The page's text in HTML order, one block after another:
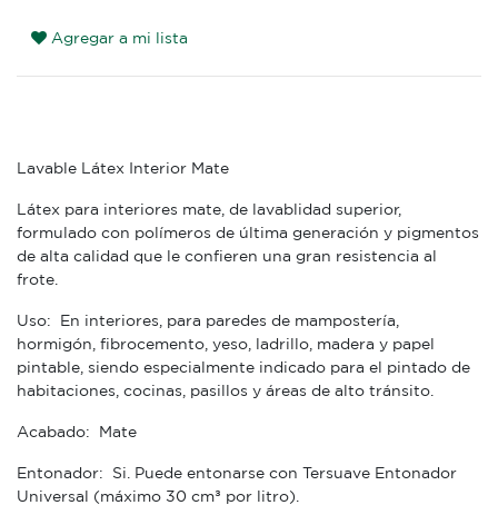
Agregar a mi lista
Lavable Látex Interior Mate
Látex para interiores mate, de lavablidad superior,
formulado con polímeros de última generación y pigmentos
de alta calidad que le confieren una gran resistencia al
frote.
Uso: En interiores, para paredes de mampostería,
hormigón, fibrocemento, yeso, ladrillo, madera y papel
pintable, siendo especialmente indicado para el pintado de
habitaciones, cocinas, pasillos y áreas de alto tránsito.
Acabado: Mate
Entonador: Si. Puede entonarse con Tersuave Entonador
Universal (máximo 30 cm³ por litro).